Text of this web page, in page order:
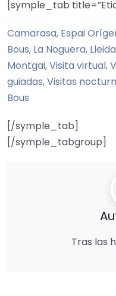
[symple_tab
Camarasa, Espai
Bous, La Noguera, Lleida
Montgai,Visita virtual,
guiadas,Visitas
Bous
[/symple_tab]
[/symple_tabgroup]
Tras las